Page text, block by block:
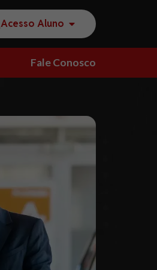
Acesso Aluno
Fale Conosco